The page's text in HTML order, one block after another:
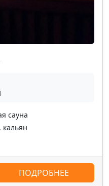
сауна
ПОДРОБНЕЕ